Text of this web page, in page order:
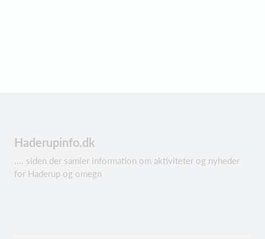
Haderupinfo.dk
.... siden der samler information om aktiviteter og nyheder
for Haderup og omegn